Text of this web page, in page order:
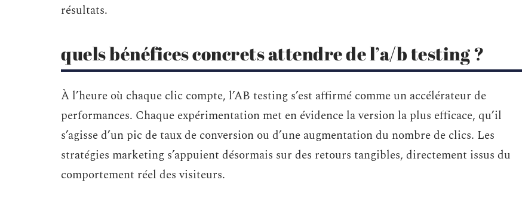
résultats.
quels bénéfices concrets attendre de l’a/b testing ?
À l’heure où chaque clic compte, l’AB testing s’est affirmé comme un accélérateur de
performances. Chaque expérimentation met en évidence la version la plus efficace, qu’il
s’agisse d’un pic de taux de conversion ou d’une augmentation du nombre de clics. Les
stratégies marketing s’appuient désormais sur des retours tangibles, directement issus du
comportement réel des visiteurs.